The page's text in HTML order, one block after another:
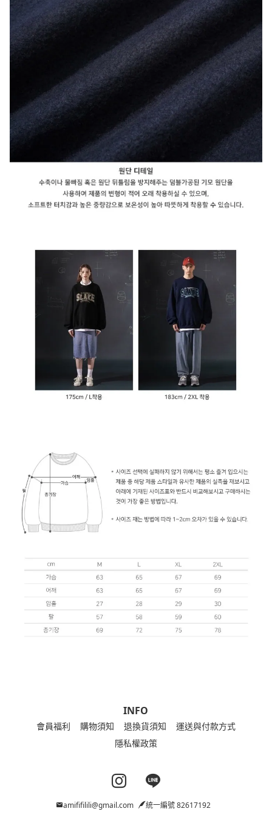
INFO
會員福利 購物須知 退換貨須知
運送與付款方式
隱私權政策
Instagram page
Line page
amififilili@gmail.com 統一編號 82617192